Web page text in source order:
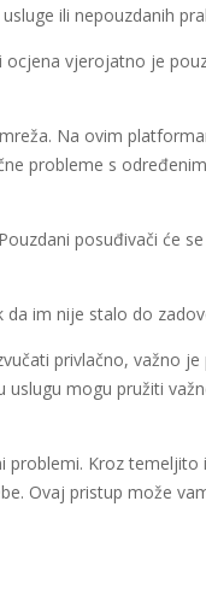
ili nepouzdanih
vjerojatno je
Na ovim
probleme s
posuđivači će
im nije stalo do
privlačno, važno
mogu pružiti
Kroz
Ovaj pristup može